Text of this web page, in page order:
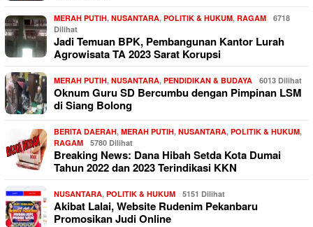
MERAH PUTIH, NUSANTARA, POLITIK & HUKUM, RAGAM
6718
Dilihat
Jadi Temuan BPK, Pembangunan Kantor Lurah
Agrowisata TA 2023 Sarat Korupsi
MERAH PUTIH, NUSANTARA, PENDIDIKAN & BUDAYA 6013 Dilihat
Oknum Guru SD Bercumbu dengan Pimpinan LSM
di Siang Bolong
BERITA DAERAH, MERAH PUTIH, NUSANTARA, POLITIK & HUKUM,
RAGAM
5780 Dilihat
Breaking News: Dana Hibah Setda Kota Dumai
Tahun 2022 dan 2023 Terindikasi KKN
NUSANTARA, POLITIK & HUKUM 5151 Dilihat
Akibat Lalai, Website Rudenim Pekanbaru
Promosikan Judi Online